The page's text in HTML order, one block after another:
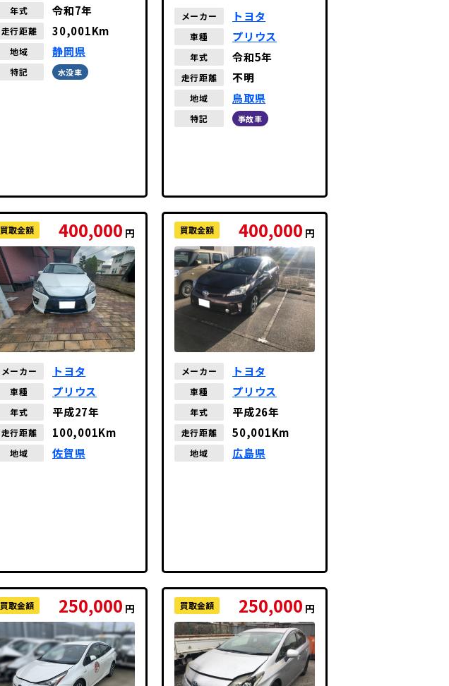
年式 令和7年
走行距離 30,001Km
地域 静岡県
特記 水没車
メーカー トヨタ
車種 プリウス
年式 令和5年
走行距離 不明
地域 鳥取県
特記 事故車
買取金額 400,000 円
メーカー トヨタ
車種 プリウス
年式 平成27年
走行距離 100,001Km
地域 佐賀県
買取金額 400,000 円
メーカー トヨタ
車種 プリウス
年式 平成26年
走行距離 50,001Km
地域 広島県
買取金額 250,000 円 買取金額 250,000 円